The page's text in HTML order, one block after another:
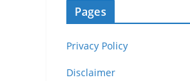
Pages
Privacy Policy
Disclaimer